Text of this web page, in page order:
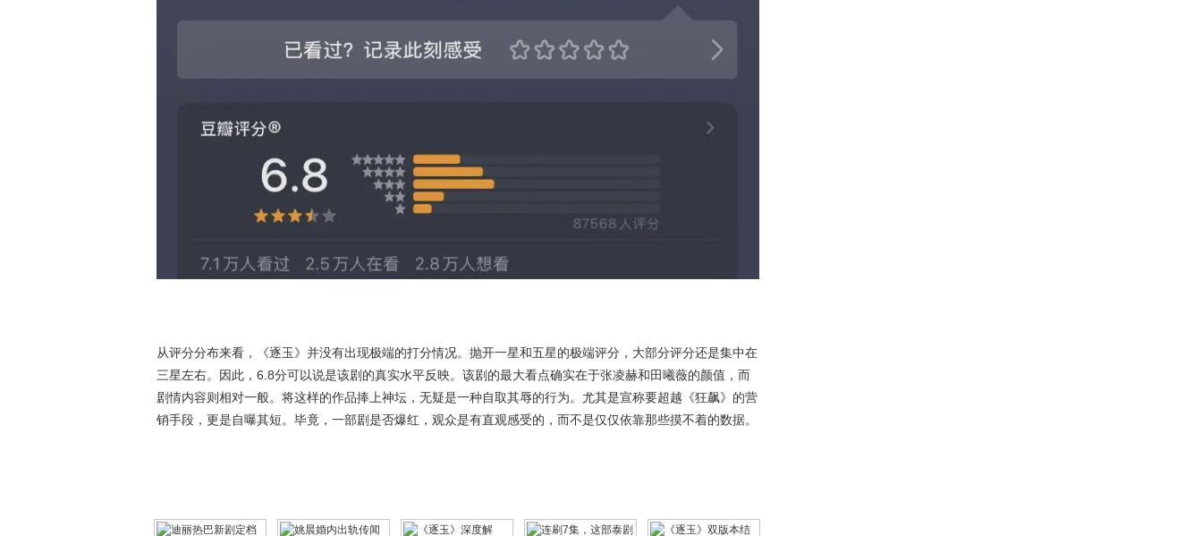
从评分分布来看，《逐玉》并没有出现极端的打分情况。抛开一星和五星的极端评分，大部分评分还是集中在
三星左右。因此，6.8分可以说是该剧的真实水平反映。该剧的最大看点确实在于张凌赫和田曦薇的颜值，而
剧情内容则相对一般。将这样的作品捧上神坛，无疑是一种自取其辱的行为。尤其是宣称要超越《狂飙》的营
销手段，更是自曝其短。毕竟，一部剧是否爆红，观众是有直观感受的，而不是仅仅依靠那些摸不着的数据。